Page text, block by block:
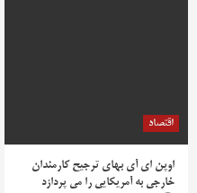
اقتصاد
اوپن ای آی بهای ترجیح کارمندان
خارجی به آمریکایی را می پردازد